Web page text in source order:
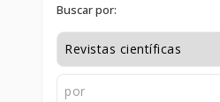
Buscar por: